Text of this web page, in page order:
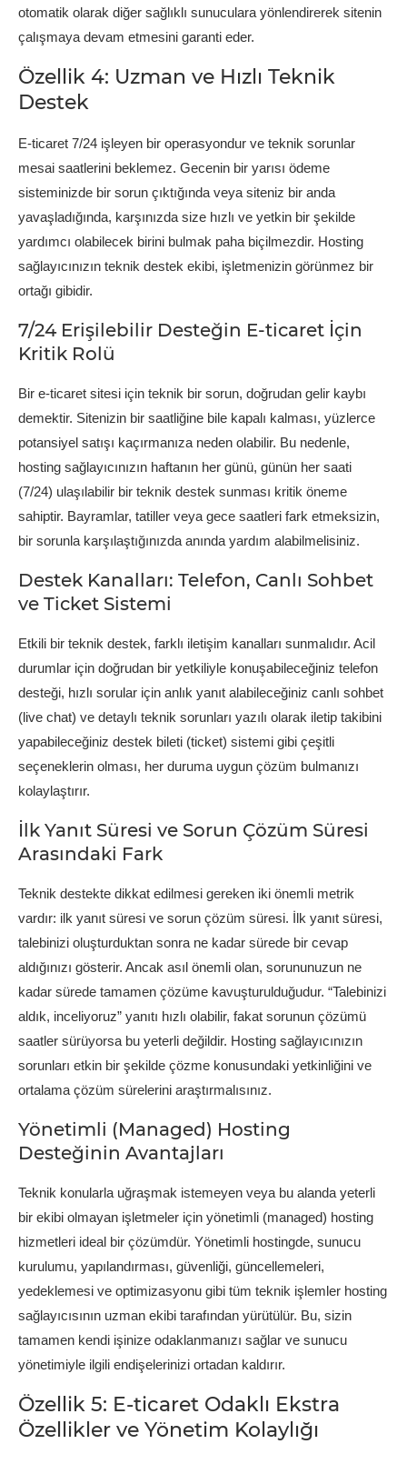
otomatik olarak diğer sağlıklı sunuculara yönlendirerek sitenin
çalışmaya devam etmesini garanti eder.
Özellik 4: Uzman ve Hızlı Teknik
Destek
E-ticaret 7/24 işleyen bir operasyondur ve teknik sorunlar
mesai saatlerini beklemez. Gecenin bir yarısı ödeme
sisteminizde bir sorun çıktığında veya siteniz bir anda
yavaşladığında, karşınızda size hızlı ve yetkin bir şekilde
yardımcı olabilecek birini bulmak paha biçilmezdir. Hosting
sağlayıcınızın teknik destek ekibi, işletmenizin görünmez bir
ortağı gibidir.
7/24 Erişilebilir Desteğin E-ticaret İçin
Kritik Rolü
Bir e-ticaret sitesi için teknik bir sorun, doğrudan gelir kaybı
demektir. Sitenizin bir saatliğine bile kapalı kalması, yüzlerce
potansiyel satışı kaçırmanıza neden olabilir. Bu nedenle,
hosting sağlayıcınızın haftanın her günü, günün her saati
(7/24) ulaşılabilir bir teknik destek sunması kritik öneme
sahiptir. Bayramlar, tatiller veya gece saatleri fark etmeksizin,
bir sorunla karşılaştığınızda anında yardım alabilmelisiniz.
Destek Kanalları: Telefon, Canlı Sohbet
ve Ticket Sistemi
Etkili bir teknik destek, farklı iletişim kanalları sunmalıdır. Acil
durumlar için doğrudan bir yetkiliyle konuşabileceğiniz telefon
desteği, hızlı sorular için anlık yanıt alabileceğiniz canlı sohbet
(live chat) ve detaylı teknik sorunları yazılı olarak iletip takibini
yapabileceğiniz destek bileti (ticket) sistemi gibi çeşitli
seçeneklerin olması, her duruma uygun çözüm bulmanızı
kolaylaştırır.
İlk Yanıt Süresi ve Sorun Çözüm Süresi
Arasındaki Fark
Teknik destekte dikkat edilmesi gereken iki önemli metrik
vardır: ilk yanıt süresi ve sorun çözüm süresi. İlk yanıt süresi,
talebinizi oluşturduktan sonra ne kadar sürede bir cevap
aldığınızı gösterir. Ancak asıl önemli olan, sorununuzun ne
kadar sürede tamamen çözüme kavuşturulduğudur. “Talebinizi
aldık, inceliyoruz” yanıtı hızlı olabilir, fakat sorunun çözümü
saatler sürüyorsa bu yeterli değildir. Hosting sağlayıcınızın
sorunları etkin bir şekilde çözme konusundaki yetkinliğini ve
ortalama çözüm sürelerini araştırmalısınız.
Yönetimli (Managed) Hosting
Desteğinin Avantajları
Teknik konularla uğraşmak istemeyen veya bu alanda yeterli
bir ekibi olmayan işletmeler için yönetimli (managed) hosting
hizmetleri ideal bir çözümdür. Yönetimli hostingde, sunucu
kurulumu, yapılandırması, güvenliği, güncellemeleri,
yedeklemesi ve optimizasyonu gibi tüm teknik işlemler hosting
sağlayıcısının uzman ekibi tarafından yürütülür. Bu, sizin
tamamen kendi işinize odaklanmanızı sağlar ve sunucu
yönetimiyle ilgili endişelerinizi ortadan kaldırır.
Özellik 5: E-ticaret Odaklı Ekstra
Özellikler ve Yönetim Kolaylığı